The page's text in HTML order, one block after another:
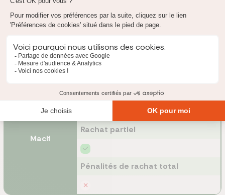
Selon les contrats, il vous est possible de demander le
l’avance de votre assurance vie.Cette transaction est soumise à
des règles, en fonction de la date d’ancienneté de votre contrat
Chez Macif, voici les options qui s’offrent à vous en cas de
besoin de liquidités :
Macif
Avance
Rachat partiel
Pénalités de rachat total